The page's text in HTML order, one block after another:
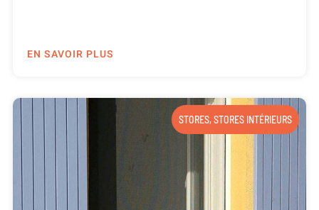
EN SAVOIR PLUS
STORES,STORES INTÉRIEURS